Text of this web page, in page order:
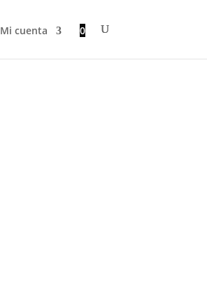
Mi cuenta 0